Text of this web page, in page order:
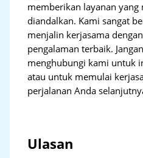
memberikan layanan yang
diandalkan. Kami sangat
menjalin kerjasama
pengalaman terbaik.
menghubungi kami untuk
atau untuk memulai
perjalanan Anda
Ulasan